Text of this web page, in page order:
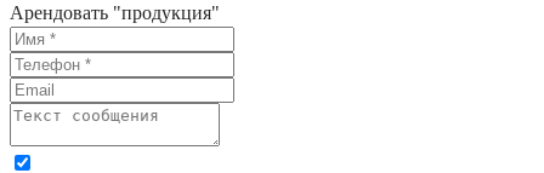
Арендовать "продукция"